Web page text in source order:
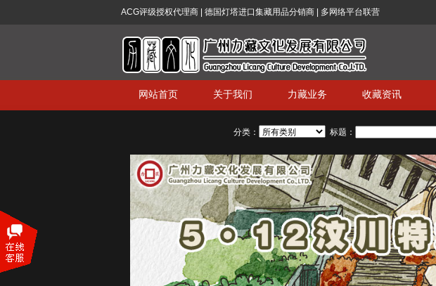
ACG评级授权代理商 | 德国灯塔进口集藏用品分销商 | 多网络平台联营
网站首页 关于我们 力藏业务 收藏资讯
分类： 标题：